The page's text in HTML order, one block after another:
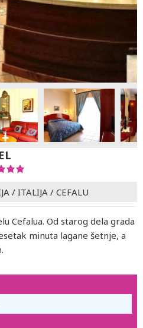
/ ITALIJA / CEFALU
Cefalua. Od starog dela grada
minuta lagane šetnje, a